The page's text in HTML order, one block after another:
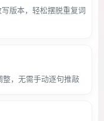
版本，轻松摆脱重复词
，无需手动逐句推敲